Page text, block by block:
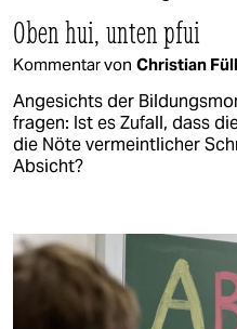
Oben hui, unten pfui
Kommentar von Christian
Angesichts der
fragen: Ist es Zufall, dass
die Nöte vermeintlicher
Absicht?